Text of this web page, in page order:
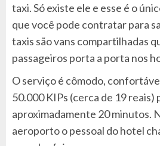
taxi. Só existe ele e esse é o
que você pode contratar para
taxis são vans compartilhadas
passageiros porta a porta nos
O serviço é cômodo,
50.000 KIPs (cerca de 19 reais)
aproximadamente 20 minutos.
aeroporto o pessoal do hotel